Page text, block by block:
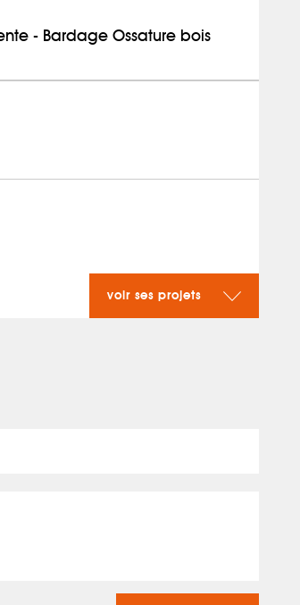
- Bardage Ossature bois
voir ses projets